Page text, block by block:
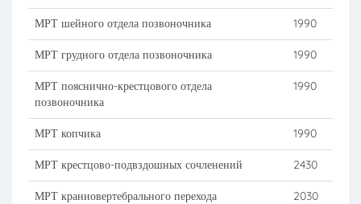
МРТ шейного отдела позвоночника 1990
МРТ грудного отдела позвоночника 1990
МРТ пояснично-крестцового отдела
позвоночника
1990
МРТ копчика 1990
МРТ крестцово-подвздошных сочленений 2430
МРТ краниовертебрального перехода 2030